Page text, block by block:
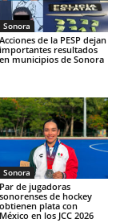
Sonora
Acciones de la PESP dejan
importantes resultados
en municipios de Sonora
Sonora
Par de jugadoras
sonorenses de hockey
obtienen plata con
México en los JCC 2026